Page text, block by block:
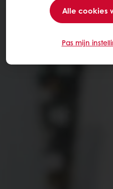
Alle cookies
Pas mijn